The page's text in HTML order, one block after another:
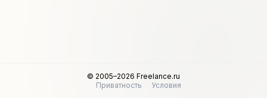
© 2005–2026 Freelance.ru
Приватность
Условия